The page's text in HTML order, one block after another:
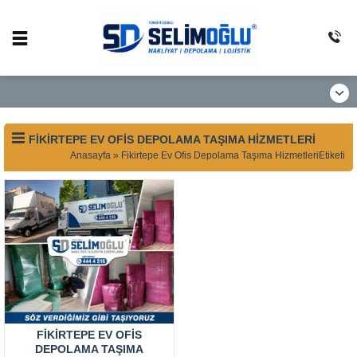
FIKIRTEPE EV OFIS DEPOLAMA TAŞIMA HIZMETLERI
Anasayfa » Fikirtepe Ev Ofis Depolama Taşıma HizmetleriEtiketi
FIKIRTEPE EV OFIS
DEPOLAMA TAŞIMA